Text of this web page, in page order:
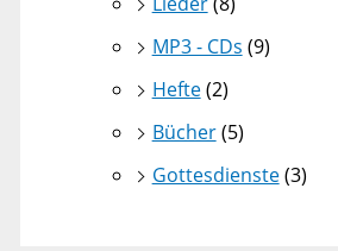
MP3 - CDs (9)
Hefte(2)
Bücher(5)
Gottesdienste(3)